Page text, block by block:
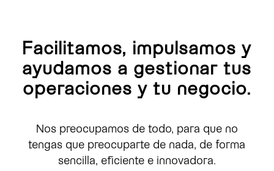
Facilitamos, impulsamos y
ayudamos a gestionar tus
operaciones y tu negocio.
Nos preocupamos de todo, para que no
tengas que preocuparte de nada, de forma
sencilla, eficiente e innovadora.